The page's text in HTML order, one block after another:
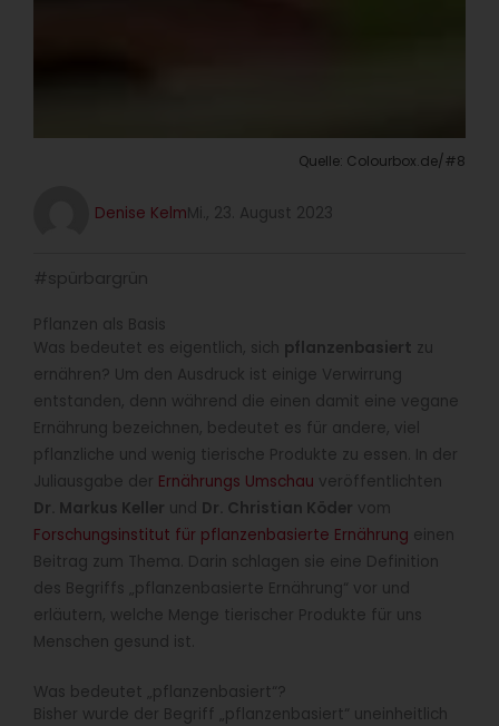
Quelle: Colourbox.de/#8
Denise KelmMi., 23. August 2023
#spürbargrün
Pflanzen als Basis
Was bedeutet es eigentlich, sich pflanzenbasiert zu
ernähren? Um den Ausdruck ist einige Verwirrung
entstanden, denn während die einen damit eine vegane
Ernährung bezeichnen, bedeutet es für andere, viel
pflanzliche und wenig tierische Produkte zu essen. In der
Juliausgabe der Ernährungs Umschau veröffentlichten
Dr. Markus Keller und Dr. Christian Köder vom
Forschungsinstitut für pflanzenbasierte Ernährung einen
Beitrag zum Thema. Darin schlagen sie eine Definition
des Begriffs „pflanzenbasierte Ernährung“ vor und
erläutern, welche Menge tierischer Produkte für uns
Menschen gesund ist.
Was bedeutet „pflanzenbasiert“?
Bisher wurde der Begriff „pflanzenbasiert“ uneinheitlich